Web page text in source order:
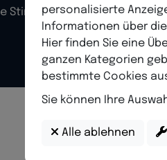
Stimme seit 2004
personalisierte
Informationen über
Hier finden Sie eine
ganzen Kategorien
bestimmte Cookies
Sie können Ihre
Alle ablehnen